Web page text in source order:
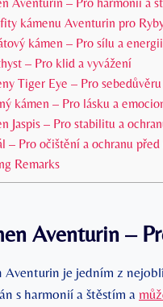
Aventurin – Pro harmonii a
kámenu Aventurin pro
kámen – Pro sílu a energii
– Pro klid a vyvážení
Tiger Eye – Pro
kámen – Pro lásku a
Jaspis – Pro stabilitu a
– Pro očištění a ochranu
Remarks
Aventurin –
Aventurin je jedním z
s harmonií a štěstím a